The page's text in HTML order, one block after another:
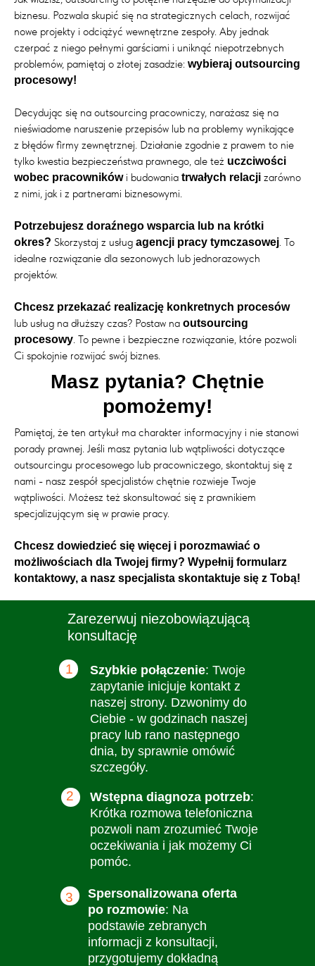
biznesu. Pozwala skupić się na strategicznych celach, rozwijać
nowe projekty i odciążyć wewnętrzne zespoły. Aby jednak
czerpać z niego pełnymi garściami i uniknąć niepotrzebnych
problemów, pamiętaj o złotej zasadzie: wybieraj outsourcing
procesowy!
Decydując się na outsourcing pracowniczy, narażasz się na
nieświadome naruszenie przepisów lub na problemy wynikające
z błędów firmy zewnętrznej. Działanie zgodnie z prawem to nie
tylko kwestia bezpieczeństwa prawnego, ale też uczciwości
wobec pracownikówi budowania trwałych relacji zarówno
z nimi, jak i z partnerami biznesowymi.
Potrzebujesz doraźnego wsparcia lub na krótki
okres? Skorzystaj z usług agencji pracy tymczasowej. To
idealne rozwiązanie dla sezonowych lub jednorazowych
projektów.
Chcesz przekazać realizację konkretnych procesów
lub usług na dłuższy czas? Postaw na outsourcing
procesowy. To pewne i bezpieczne rozwiązanie, które pozwoli
Ci spokojnie rozwijać swój biznes.
Masz pytania? Chętnie
pomożemy!
Pamiętaj, że ten artykuł ma charakter informacyjny i nie stanowi
porady prawnej. Jeśli masz pytania lub wątpliwości dotyczące
outsourcingu procesowego lub pracowniczego, skontaktuj się z
nami - nasz zespół specjalistów chętnie rozwieje Twoje
wątpliwości. Możesz też skonsultować się z prawnikiem
specjalizującym się w prawie pracy.
Chcesz dowiedzieć się więcej i porozmawiać o
możliwościach dla Twojej firmy? Wypełnij formularz
kontaktowy, a nasz specjalista skontaktuje się z Tobą!
Zarezerwuj niezobowiązującą
konsultację
Szybkie połączenie: Twoje
zapytanie inicjuje kontakt z
naszej strony. Dzwonimy do
Ciebie - w godzinach naszej
pracy lub rano następnego
dnia, by sprawnie omówić
szczegóły.
Wstępna diagnoza potrzeb:
Krótka rozmowa telefoniczna
pozwoli nam zrozumieć Twoje
oczekiwania i jak możemy Ci
pomóc.
Spersonalizowana oferta
po rozmowie: Na
podstawie zebranych
informacji z konsultacji,
przygotujemy dokładną
1
2
3